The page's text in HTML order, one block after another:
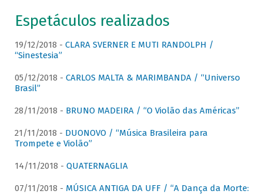
Espetáculos realizados
19/12/2018 - CLARA SVERNER E MUTI RANDOLPH /
“Sinestesia”
05/12/2018 - CARLOS MALTA & MARIMBANDA / “Universo
Brasil”
28/11/2018 - BRUNO MADEIRA / “O Violão das Américas”
21/11/2018 - DUONOVO / “Música Brasileira para
Trompete e Violão”
14/11/2018 - QUATERNAGLIA
07/11/2018 - MÚSICA ANTIGA DA UFF / “A Dança da Morte: